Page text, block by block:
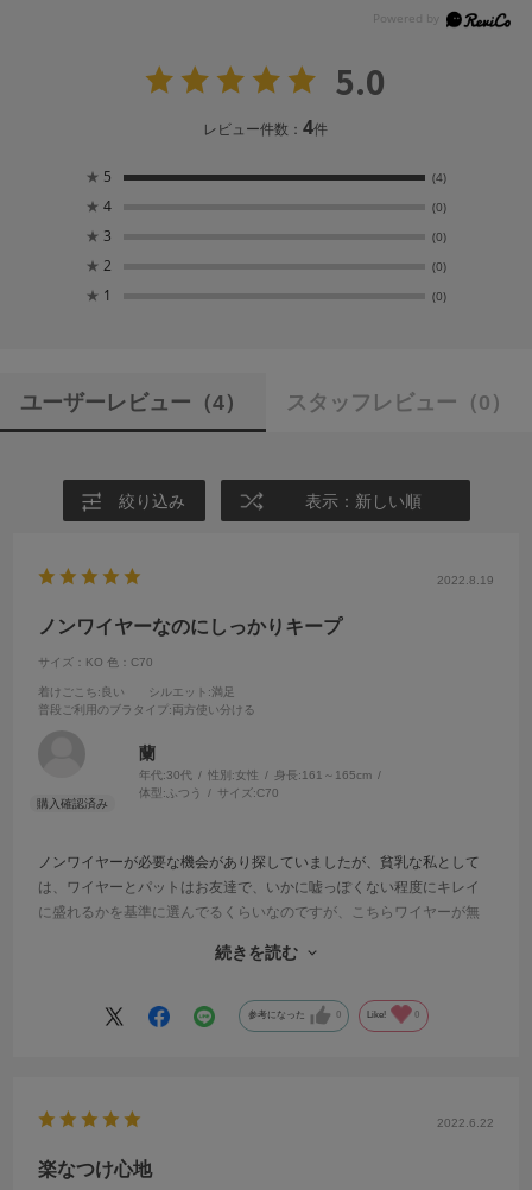
5.0
レビュー件数：4件
★ 5 (4)
★ 4 (0)
★ 3 (0)
★ 2 (0)
★ 1 (0)
ユーザーレビュー （4） スタッフレビュー （0）
絞り込み 表示：新しい順
2022.8.19
ノンワイヤーなのにしっかりキープ
サイズ：KO 色：C70
着けごこち:良い シルエット :満足
普段ご利用のブラタイプ :両方使い分ける
蘭
年代:30代 性別:女性 身長:161～165cm
体型: ふつう サイズ:C70
ノンワイヤーが必要な機会があり探していましたが、貧乳な私として
は、ワイヤーとパットはお友達で、いかに嘘っぽくない程度にキレイ
に盛れるかを基準に選んでるくらいなのですが、こちらワイヤーが無
右側だけぱかっとしがちなのですが、こちらはそれもなくずーっとキ
下着になった時もキレイに見えます。トップスに響きにくいのも良い
です。何色かあったのですが、私が購入したネイビーとグレーを混ぜ
ようで残念でした。
続きを読む
参考になった 0 Like! 0
2022.6.22
楽なつけ心地